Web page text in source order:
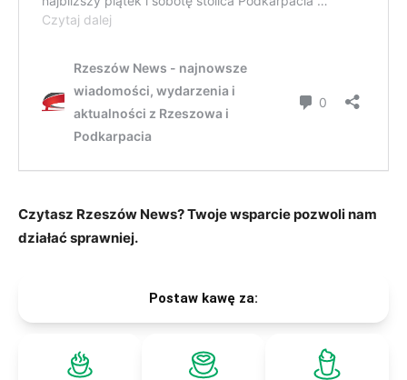
Czytasz Rzeszów News? Twoje wsparcie pozwoli nam
działać sprawniej.
Postaw kawę za: